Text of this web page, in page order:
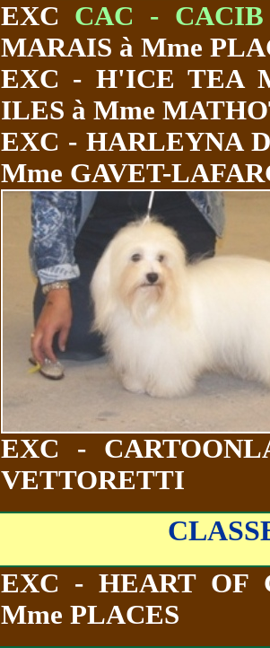
EXC CAC -
MARAIS à Mme
EXC - H'ICE TEA
ILES à Mme
EXC - HARLEYNA
Mme GAVET-
EXC -
VETTORETTI
EXC - HEART OF
Mme PLACES